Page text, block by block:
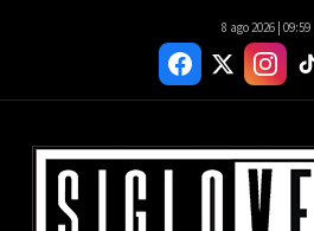
8 ago 2026 | 09:59